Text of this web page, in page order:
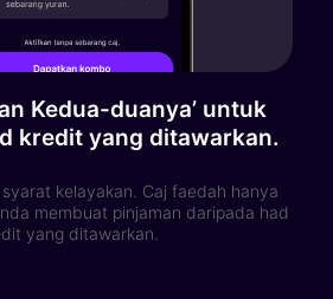
Kedua-duanya’ untuk
kredit yang ditawarkan.
kelayakan. Caj faedah hanya
membuat pinjaman daripada had
yang ditawarkan.